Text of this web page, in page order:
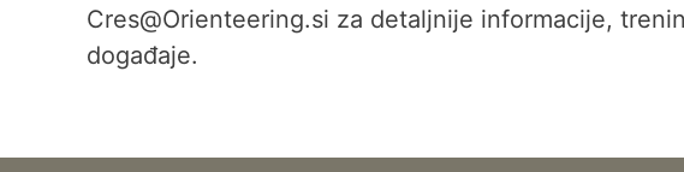
Cres@Orienteering.si za detaljnije informacije,
događaje.